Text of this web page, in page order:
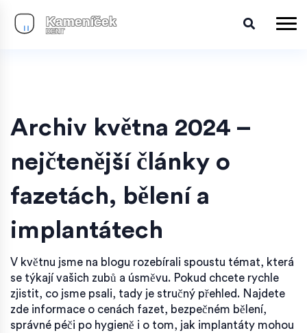
Archiv května 2024 –
nejčtenější články o
fazetách, bělení a
implantátech
V květnu jsme na blogu rozebírali spoustu témat, která
se týkají vašich zubů a úsměvu. Pokud chcete rychle
zjistit, co jsme psali, tady je stručný přehled. Najdete
zde informace o cenách fazet, bezpečném bělení,
správné péči po hygieně i o tom, jak implantáty mohou